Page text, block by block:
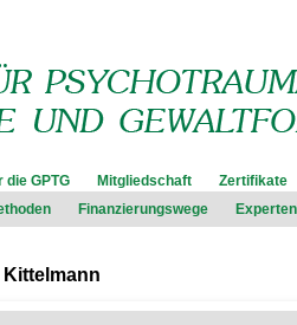
die GPTG Mitgliedschaft Zertifikate
Finanzierungswege
Kittelmann